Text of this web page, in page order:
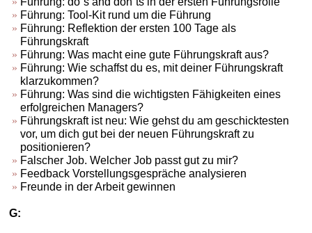
Führung: Tool-Kit rund um die Führung
Führung: Reflektion der ersten 100 Tage als
Führungskraft
Führung: Was macht eine gute Führungskraft aus?
Führung: Wie schaffst du es, mit deiner Führungskraft
klarzukommen?
Führung: Was sind die wichtigsten Fähigkeiten eines
erfolgreichen Managers?
Führungskraft ist neu: Wie gehst du am geschicktesten
vor, um dich gut bei der neuen Führungskraft zu
positionieren?
Falscher Job. Welcher Job passt gut zu mir?
Feedback Vorstellungsgespräche analysieren
Freunde in der Arbeit gewinnen
G: